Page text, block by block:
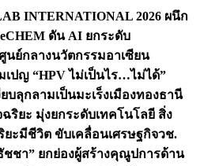
INTERNATIONAL 2026 ผนึก
ดัน AI ยกระดับ
ย์กลางนวัตกรรมอาเซียน
ปญ “HPV ไม่เป็นไร…ไม่ได้”
บลุกลามเป็นมะเร็งเมืองทองธานี
ริยะ มุ่งยกระดับเทคโนโลยี สิ่ง
ะมีชีวิต ขับเคลื่อนเศรษฐกิจวช.
ชชา” ยกย่องผู้สร้างคุณูปการด้าน